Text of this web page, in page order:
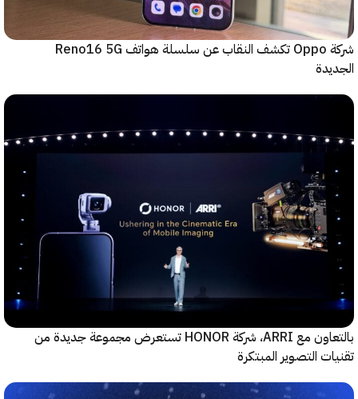
شركة Oppo تكشف النقاب عن سلسلة هواتف Reno16 5G
بالتعاون مع ARRI، شركة HONOR تستعرض مجموعة جديدة من
التصوير المبتكرة